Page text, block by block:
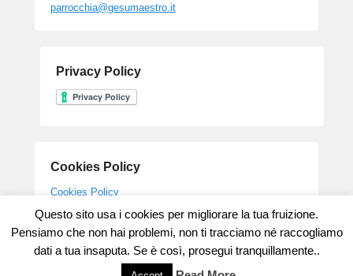
parrocchia@gesumaestro.it
Privacy Policy
Cookies Policy
Cookies Policy
Copyright © 2026Parrocchia Gesu' MaestroAll Rights Reserved.
Theme: Catch Flames byCatch Themes
Questo sito usa i cookies per migliorare la tua fruizione.
Pensiamo che non hai problemi, non ti tracciamo né raccogliamo
dati a tua insaputa. Se è così, prosegui tranquillamente..